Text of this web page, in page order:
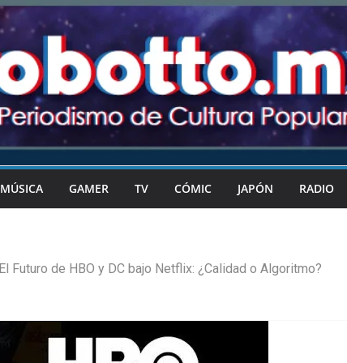
MÚSICA GAMER TV CÓMIC JAPÓN RADIO
El Futuro de HBO y DC bajo Netflix: ¿Calidad o Algoritmo?